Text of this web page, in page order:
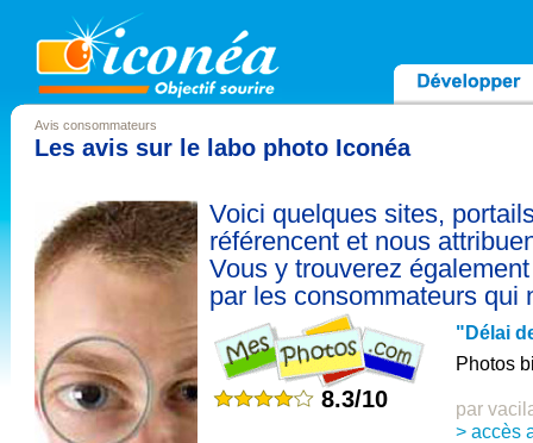
Avis consommateurs
Les avis sur le labo photo Iconéa
Voici quelques sites,
référencent et nous
Vous y trouverez
par les consommateurs qui
8.3/10
"Délai
Photos
par
> accès